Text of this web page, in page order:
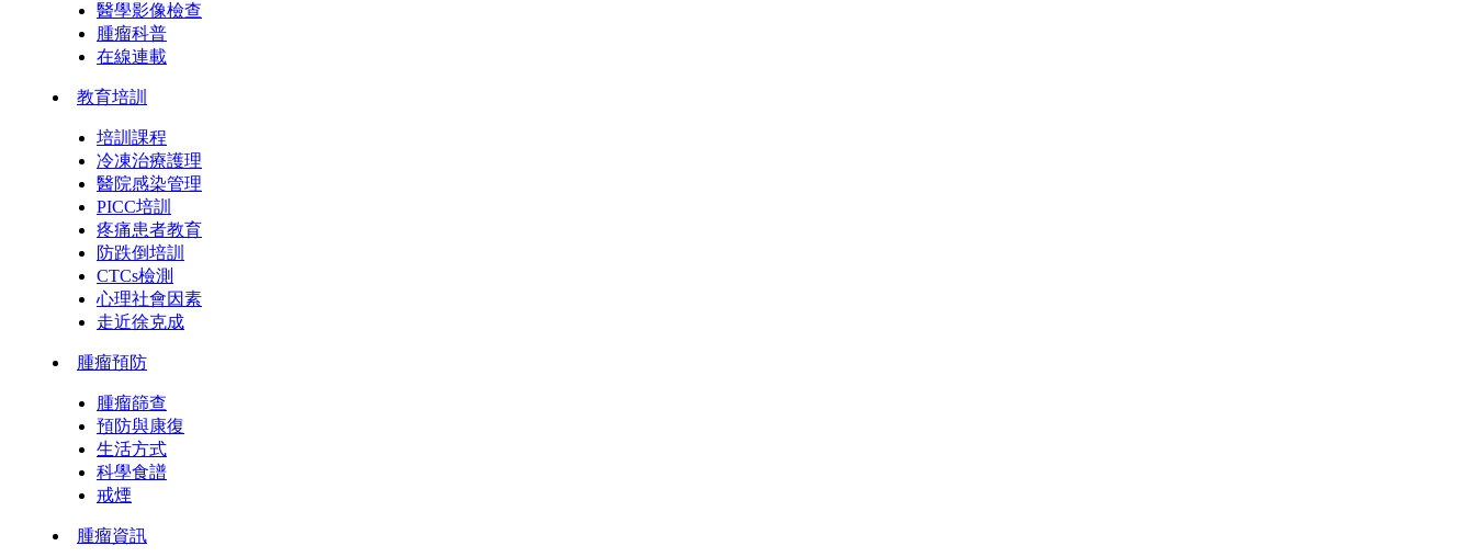
醫學影像檢查
腫瘤科普
在線連載
教育培訓
培訓課程
冷凍治療護理
醫院感染管理
PICC培訓
疼痛患者教育
防跌倒培訓
CTCs檢測
心理社會因素
走近徐克成
腫瘤預防
腫瘤篩查
預防與康復
生活方式
科學食譜
戒煙
腫瘤資訊